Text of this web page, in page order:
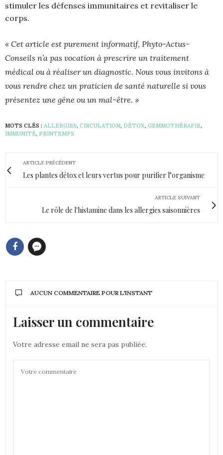
stimuler les défenses immunitaires et revitaliser le
corps.
« Cet article est purement informatif, Phyto-Actus-
Conseils n’a pas vocation à prescrire un traitement
médical ou à réaliser un diagnostic. Nous vous invitons à
vous rendre chez un praticien de santé naturelle si vous
présentez une gêne ou un mal-être. »
MOTS CLÉS : ALLERGIES, CIRCULATION, DÉTOX, GEMMOTHÉRAPIE,
IMMUNITÉ, PRINTEMPS
ARTICLE PRÉCÉDENT
Les plantes détox et leurs vertus pour purifier l’organisme
ARTICLE SUIVANT
Le rôle de l'histamine dans les allergies saisonnières
AUCUN COMMENTAIRE POUR L'INSTANT
Laisser un commentaire
Votre adresse email ne sera pas publiée.